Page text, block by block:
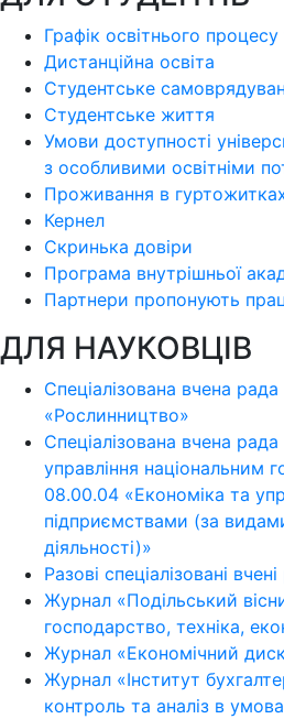
Графік освітнього
Дистанційна освіта
Студентське
Студентське життя
Умови доступності
з особливими освітніми
Проживання в
Кернел
Скринька довіри
Програма внутрішньої
Партнери пропонують
ДЛЯ НАУКОВЦІВ
Спеціалізована вчена
«Рослинництво»
Спеціалізована вчена
управління національним
08.00.04 «Економіка та
підприємствами (за
діяльності)»
Разові спеціалізовані
Журнал «Подільський
господарство, техніка,
Журнал «Економічний
Журнал «Інститут
контроль та аналіз в